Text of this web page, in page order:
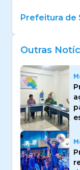
Prefeitura de
Outras